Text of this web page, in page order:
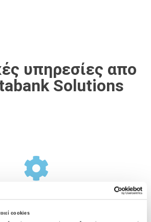
cookies
υπηρεσίες απο
Solutions
Υποδομής
προσφέρει μια ολοκληρωμένη